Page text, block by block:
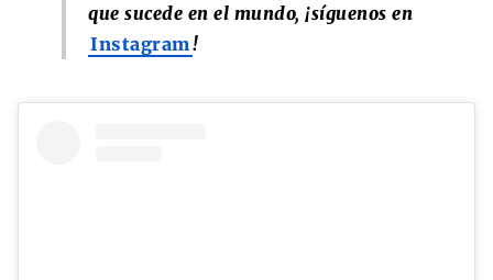
que sucede en el mundo, ¡síguenos en
Instagram!